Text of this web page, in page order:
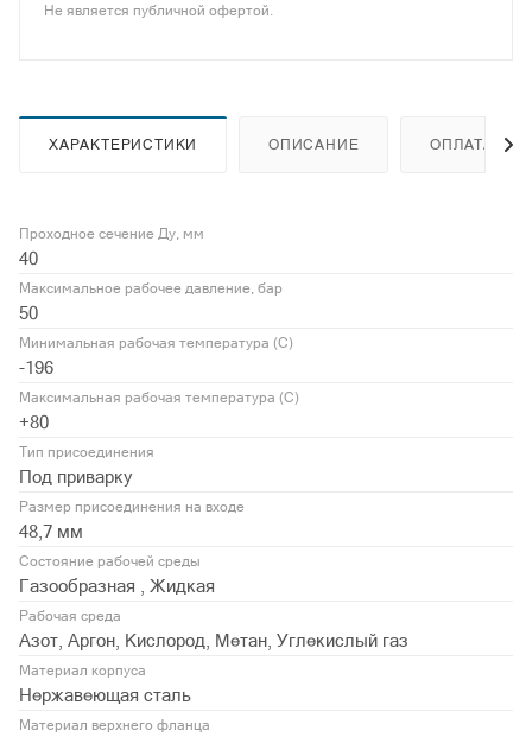
Не является публичной офертой.
ХАРАКТЕРИСТИКИ ОПИСАНИЕ ОПЛАТА
Проходное сечение Ду, мм
40
Максимальное рабочее давление, бар
50
Минимальная рабочая температура (С)
-196
Максимальная рабочая температура (С)
+80
Тип присоединения
Под приварку
Размер присоединения на входе
48,7 мм
Состояние рабочей среды
Газообразная , Жидкая
Рабочая среда
Азот, Аргон, Кислород, Метан, Углекислый газ
Материал корпуса
Нержавеющая сталь
Материал верхнего фланца